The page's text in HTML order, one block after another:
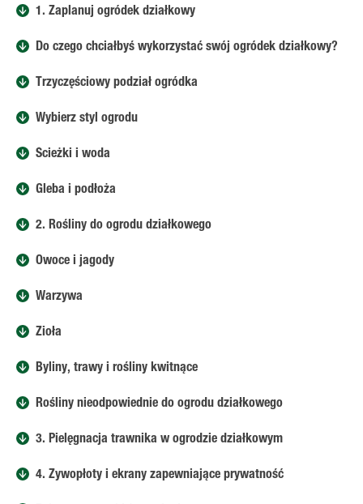
1. Zaplanuj ogródek działkowy
Do czego chciałbyś wykorzystać swój ogródek działkowy?
Trzyczęściowy podział ogródka
Wybierz styl ogrodu
Ścieżki i woda
Gleba i podłoża
2. Rośliny do ogrodu działkowego
Owoce i jagody
Warzywa
Zioła
Byliny, trawy i rośliny kwitnące
Rośliny nieodpowiednie do ogrodu działkowego
3. Pielęgnacja trawnika w ogrodzie działkowym
4. Żywopłoty i ekrany zapewniające prywatność